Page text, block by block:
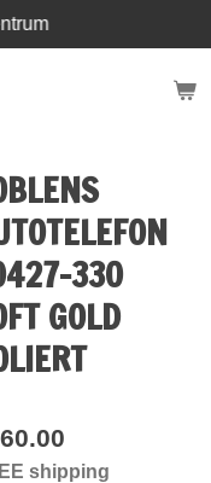
330
GOLD
shipping